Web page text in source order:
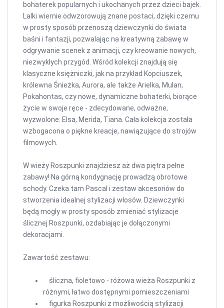
bohaterek popularnych i ukochanych przez dzieci bajek.
Lalki wiernie odwzorowują znane postaci, dzięki czemu
w prosty sposób przenoszą dziewczynki do świata
baśni i fantazji, pozwalając na kreatywną zabawę w
odgrywanie scenek z animacji, czy kreowanie nowych,
niezwykłych przygód. Wśród kolekcji znajdują się
klasyczne księżniczki, jak na przykład Kopciuszek,
królewna Śnieżka, Aurora, ale także Arielka, Mulan,
Pokahontas, czy nowe, dynamiczne bohaterki, biorące
życie w swoje ręce - zdecydowane, odważne,
wyzwolone: Elsa, Merida, Tiana. Cała kolekcja została
wzbogacona o piękne kreacje, nawiązujące do strojów
filmowych.
W wieży Roszpunki znajdziesz aż dwa piętra pełne
zabawy! Na górną kondygnację prowadzą obrotowe
schody. Czeka tam Pascal i zestaw akcesoriów do
stworzenia idealnej stylizacji włosów. Dziewczynki
będą mogły w prosty sposób zmieniać stylizacje
ślicznej Roszpunki, ozdabiając je dołączonymi
dekoracjami.
Zawartość zestawu:
śliczna, fioletowo - różowa wieża Roszpunki z
różnymi, łatwo dostępnymi pomieszczeniami
figurka Roszpunki z możliwością stylizacji